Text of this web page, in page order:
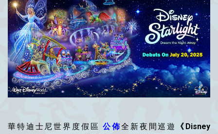
華特迪士尼世界度假區公佈全新夜間巡遊
《Disney